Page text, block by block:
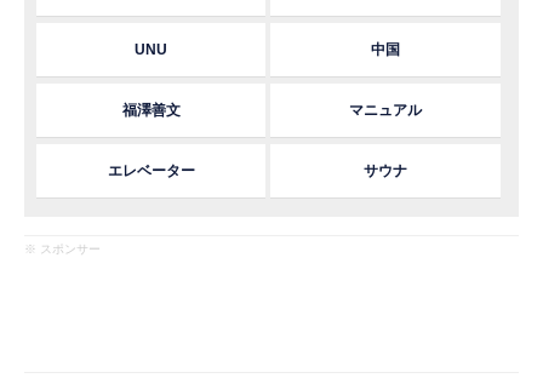
UNU 中国
福澤善文 マニュアル
エレベーター サウナ
※ スポンサー